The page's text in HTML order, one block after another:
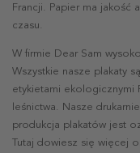
Francji. Papier ma jakość
czasu.
W firmie Dear Sam
Wszystkie nasze plakaty
etykietami ekologicznymi
leśnictwa. Nasze
produkcja plakatów jest
Tutaj dowiesz się więcej